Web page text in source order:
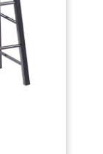
et d’une base
45 cm, chaque
supporte en toute
jusqu’à 120 kg.
stabilité assurée,
cas de rotations à
et pivotant]
confort grâce à
de réglage en